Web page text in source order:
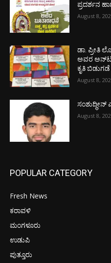
ಪ್ರದರ್ಶನ
August 8,
ಡಾ. ಪ್ರೀತಿ
ಅವರ
ಕೃತಿ ಬಿಡುಗಡೆ
August 8,
ಸಂಶುದ್ಧೀನ್
August 8,
POPULAR CATEGORY
Fresh News
ಕರಾವಳಿ
ಮಂಗಳೂರು
ಉಡುಪಿ
ಪುತ್ತೂರು